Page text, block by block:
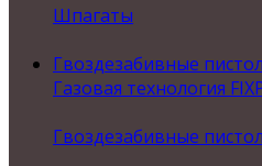
Шпагаты
Гвоздезабивные
Газовая технология
Гвоздезабивные